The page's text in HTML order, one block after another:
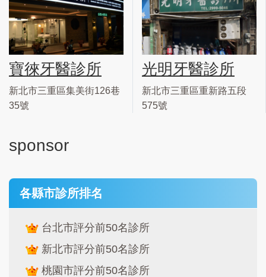
寶徠牙醫診所
新北市三重區集美街126巷
35號
光明牙醫診所
新北市三重區重新路五段
575號
sponsor
各縣市診所排名
台北市評分前50名診所
新北市評分前50名診所
桃園市評分前50名診所